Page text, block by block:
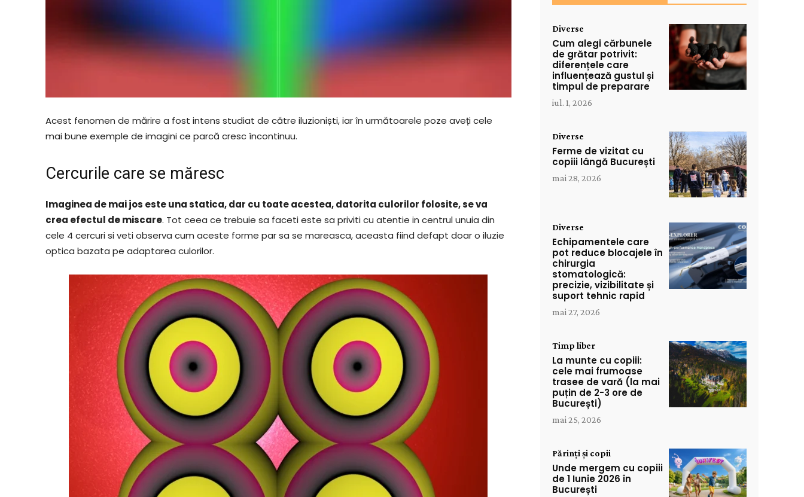
Acest fenomen de mărire a fost intens studiat de către iluzioniști, iar în următoarele poze aveți cele
mai bune exemple de imagini ce parcă cresc încontinuu.
Cercurile care se măresc
Imaginea de mai jos este una statica, dar cu toate acestea, datorita culorilor folosite, se va
crea efectul de miscare. Tot ceea ce trebuie sa faceti este sa priviti cu atentie in centrul unuia din
cele 4 cercuri si veti observa cum aceste forme par sa se mareasca, aceasta fiind defapt doar o iluzie
optica bazata pe adaptarea culorilor.
Diverse
Cum alegi cărbunele
de grătar potrivit:
diferențele care
influențează gustul și
timpul de preparare
iul. 1, 2026
Diverse
Ferme de vizitat cu
copiii lângă București
mai 28, 2026
Diverse
Echipamentele care
pot reduce blocajele în
chirurgia
stomatologică:
precizie, vizibilitate și
suport tehnic rapid
mai 27, 2026
Timp liber
La munte cu copiii:
cele mai frumoase
trasee de vară (la mai
puțin de 2-3 ore de
București)
mai 25, 2026
Părinți și copii
Unde mergem cu copiii
de 1 Iunie 2026 în
București